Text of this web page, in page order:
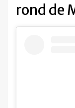
rond de